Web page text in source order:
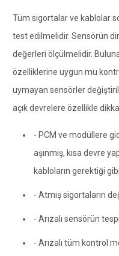
Tüm sigortalar ve kablolar
test edilmelidir. Sensörün
değerleri ölçülmelidir.
özelliklerine uygun mu
uymayan sensörler
açık devrelere özellikle
- PCM ve modüllere
aşınmış, kısa devre
kabloların gerektiği
- Atmış sigortaların
- Arızalı sensörün
- Arızalı tüm kontrol